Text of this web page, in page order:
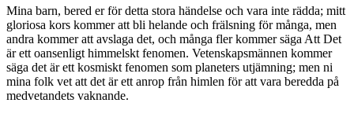
Mina barn, bered er för detta stora händelse och vara inte rädda; mitt
gloriosa kors kommer att bli helande och frälsning för många, men
andra kommer att avslaga det, och många fler kommer säga Att Det
är ett oansenligt himmelskt fenomen. Vetenskapsmännen kommer
säga det är ett kosmiskt fenomen som planeters utjämning; men ni
mina folk vet att det är ett anrop från himlen för att vara beredda på
medvetandets vaknande.